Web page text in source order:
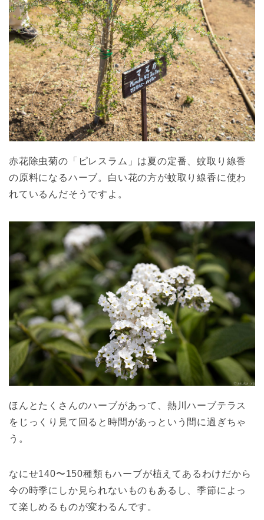
赤花除虫菊の「ピレスラム」は夏の定番、蚊取り線香
の原料になるハーブ。白い花の方が蚊取り線香に使わ
れているんだそうですよ。
ほんとたくさんのハーブがあって、熱川ハーブテラス
をじっくり見て回ると時間があっという間に過ぎちゃ
う。
なにせ140〜150種類もハーブが植えてあるわけだから
今の時季にしか見られないものもあるし、季節によっ
て楽しめるものが変わるんです。